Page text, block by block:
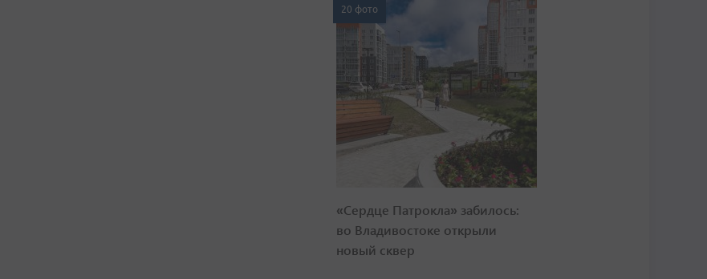
20 фото
«Сердце Патрокла» забилось:
во Владивостоке открыли
новый сквер